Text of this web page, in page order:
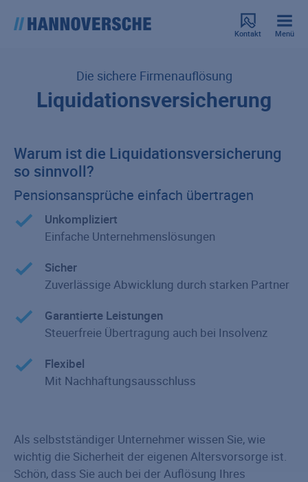
Kontakt Menü
Die sichere Firmenauflösung
Liquidationsversicherung
Warum ist die Liquidationsversicherung
so sinnvoll?
Pensionsansprüche einfach übertragen
Unkompliziert
Einfache Unternehmenslösungen
Sicher
Zuverlässige Abwicklung durch starken Partner
Garantierte Leistungen
Steuerfreie Übertragung auch bei Insolvenz
Flexibel
Mit Nachhaftungsausschluss
Als selbstständiger Unternehmer wissen Sie, wie
wichtig die Sicherheit der eigenen Altersvorsorge ist.
Schön, dass Sie auch bei der Auflösung Ihres